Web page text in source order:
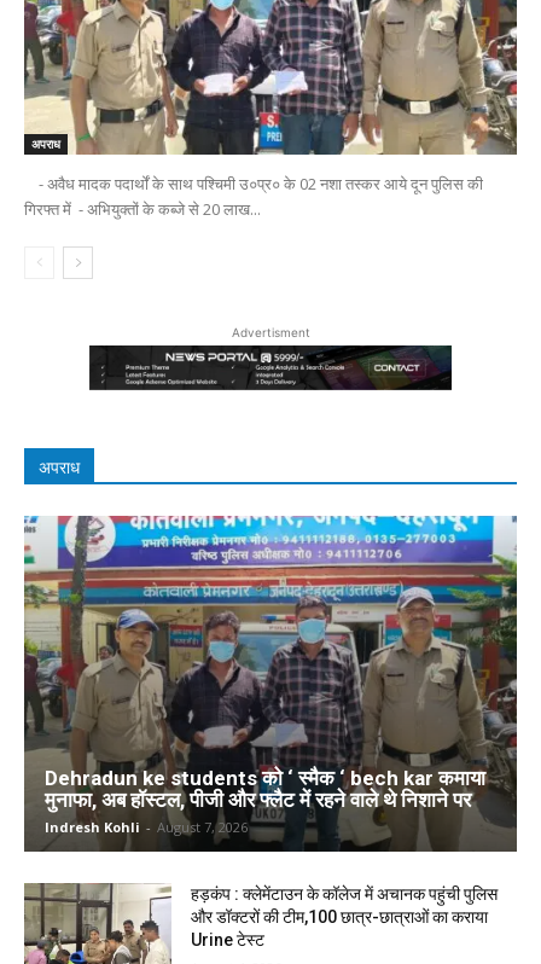
अपराध
- अवैध मादक पदार्थों के साथ पश्चिमी उ०प्र० के 02 नशा तस्कर आये दून पुलिस की
गिरफ्त में - अभियुक्तों के कब्जे से 20 लाख...
Advertisment
अपराध
Dehradun ke students को ‘ स्मैक ‘ bech kar कमाया
मुनाफा, अब हॉस्टल, पीजी और फ्लैट में रहने वाले थे निशाने पर
Indresh Kohli - August 7, 2026
हड़कंप : क्लेमेंटाउन के कॉलेज में अचानक पहुंची पुलिस
और डॉक्टरों की टीम,100 छात्र-छात्राओं का कराया
Urine टेस्ट